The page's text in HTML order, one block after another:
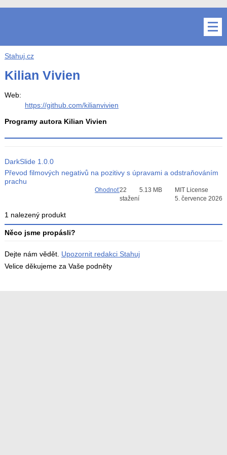
Stahuj.cz
Kilian Vivien
Web:
https://github.com/kilianvivien
Programy autora Kilian Vivien
DarkSlide 1.0.0
Převod filmových negativů na pozitivy s úpravami a odstraňováním
prachu
Ohodnoť22
stažení
5.13 MB
MIT License
5. července 2026
1 nalezený produkt
Něco jsme propásli?
Dejte nám vědět. Upozornit redakci Stahuj
Velice děkujeme za Vaše podněty